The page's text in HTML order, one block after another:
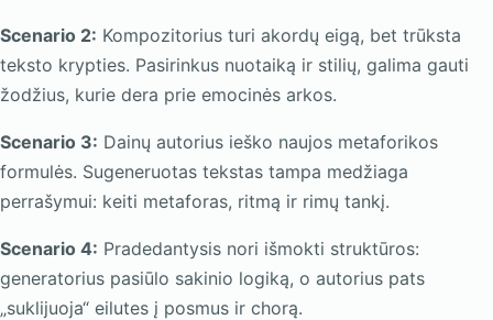
Scenario 2: Kompozitorius turi akordų eigą, bet trūksta
teksto krypties. Pasirinkus nuotaiką ir stilių, galima gauti
žodžius, kurie dera prie emocinės arkos.
Scenario 3: Dainų autorius ieško naujos metaforikos
formulės. Sugeneruotas tekstas tampa medžiaga
perrašymui: keiti metaforas, ritmą ir rimų tankį.
Scenario 4: Pradedantysis nori išmokti struktūros:
generatorius pasiūlo sakinio logiką, o autorius pats
„suklijuoja“ eilutes į posmus ir chorą.